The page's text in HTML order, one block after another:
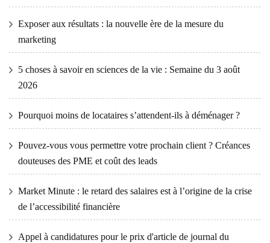
Exposer aux résultats : la nouvelle ère de la mesure du
marketing
5 choses à savoir en sciences de la vie : Semaine du 3 août
2026
Pourquoi moins de locataires s’attendent-ils à déménager ?
Pouvez-vous vous permettre votre prochain client ? Créances
douteuses des PME et coût des leads
Market Minute : le retard des salaires est à l’origine de la crise
de l’accessibilité financière
Appel à candidatures pour le prix d'article de journal du